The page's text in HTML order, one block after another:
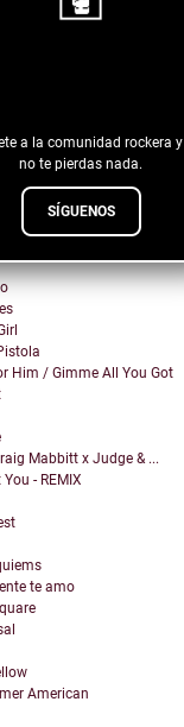
a la comunidad rockera y
no te pierdas nada.
SÍGUENOS
Studios)
(Cyndi Lauper Cover)
A Daughter
House Road
Him / Gimme All You Got
Mabbitt x Judge & ...
- REMIX
te amo
American